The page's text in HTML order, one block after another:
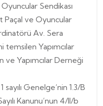
Sendikası
Paçal ve Oyuncular
Av. Sera
temsilen Yapımcılar
ve Yapımcılar Derneği
sayılı Genelge‘nin 1.3/B
Kanunu’nun 4/II/b